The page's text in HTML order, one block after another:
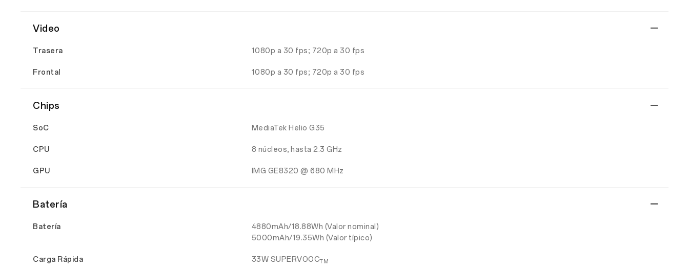
Video
Trasera 1080p a 30 fps; 720p a 30 fps
Frontal 1080p a 30 fps; 720p a 30 fps
Chips
SoC MediaTek Helio G35
CPU 8 núcleos, hasta 2.3 GHz
GPU IMG GE8320 @ 680 MHz
Batería
Batería
4880mAh/18.88Wh (Valor nominal)
5000mAh/19.35Wh (Valor típico)
Carga Rápida 33W SUPERVOOCTM